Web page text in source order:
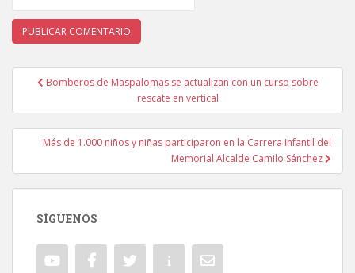
Navegación de entradas
Bomberos de Maspalomas se actualizan con un curso sobre
rescate en vertical
Más de 1.000 niños y niñas participaron en la Carrera Infantil del
Memorial Alcalde Camilo Sánchez
SÍGUENOS